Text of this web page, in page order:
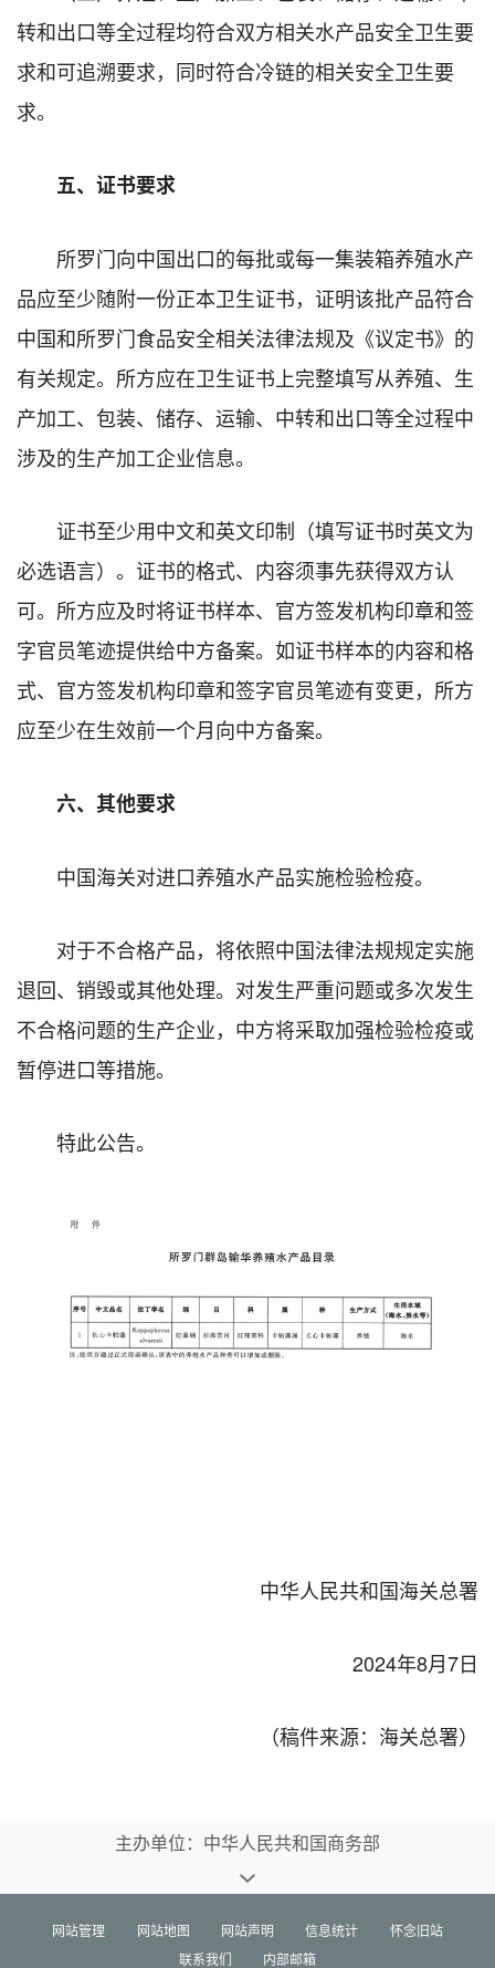
转和出口等全过程均符合双方相关水产品安全卫生要
求和可追溯要求，同时符合冷链的相关安全卫生要
求。
五、证书要求
所罗门向中国出口的每批或每一集装箱养殖水产
品应至少随附一份正本卫生证书，证明该批产品符合
中国和所罗门食品安全相关法律法规及《议定书》的
有关规定。所方应在卫生证书上完整填写从养殖、生
产加工、包装、储存、运输、中转和出口等全过程中
涉及的生产加工企业信息。
证书至少用中文和英文印制（填写证书时英文为
必选语言）。证书的格式、内容须事先获得双方认
可。所方应及时将证书样本、官方签发机构印章和签
字官员笔迹提供给中方备案。如证书样本的内容和格
式、官方签发机构印章和签字官员笔迹有变更，所方
应至少在生效前一个月向中方备案。
六、其他要求
中国海关对进口养殖水产品实施检验检疫。
对于不合格产品，将依照中国法律法规规定实施
退回、销毁或其他处理。对发生严重问题或多次发生
不合格问题的生产企业，中方将采取加强检验检疫或
暂停进口等措施。
特此公告。
中华人民共和国海关总署
2024年8月7日
（稿件来源：海关总署）
主办单位：中华人民共和国商务部
网站管理 网站地图 网站声明 信息统计
怀念旧站
联系我们
内部邮箱